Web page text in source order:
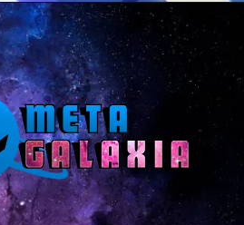
https://metagalaxia.com.br/anime-e-manga/gods-games-we-play-episodio-11-quando-e-onde-assistir/